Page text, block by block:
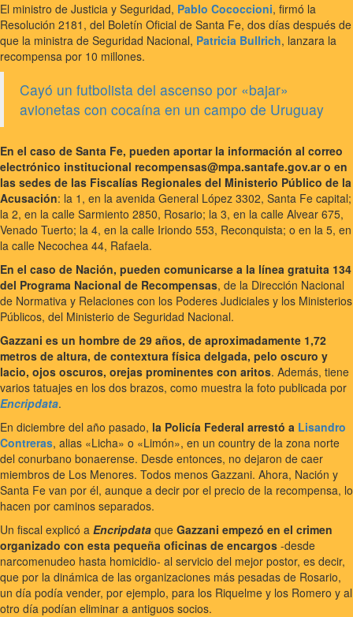
El ministro de Justicia y Seguridad, Pablo Cococcioni, firmó la
Resolución 2181, del Boletín Oficial de Santa Fe, dos días después de
que la ministra de Seguridad Nacional, Patricia Bullrich, lanzara la
recompensa por 10 millones.
Cayó un futbolista del ascenso por «bajar»
avionetas con cocaína en un campo de Uruguay
En el caso de Santa Fe, pueden aportar la información al correo
electrónico institucional recompensas@mpa.santafe.gov.ar o en
las sedes de las Fiscalías Regionales del Ministerio Público de la
Acusación: la 1, en la avenida General López 3302, Santa Fe capital;
la 2, en la calle Sarmiento 2850, Rosario; la 3, en la calle Alvear 675,
Venado Tuerto; la 4, en la calle Iriondo 553, Reconquista; o en la 5, en
la calle Necochea 44, Rafaela.
En el caso de Nación, pueden comunicarse a la línea gratuita 134
del Programa Nacional de Recompensas, de la Dirección Nacional
de Normativa y Relaciones con los Poderes Judiciales y los Ministerios
Públicos, del Ministerio de Seguridad Nacional.
Gazzani es un hombre de 29 años, de aproximadamente 1,72
metros de altura, de contextura física delgada, pelo oscuro y
lacio, ojos oscuros, orejas prominentes con aritos. Además, tiene
varios tatuajes en los dos brazos, como muestra la foto publicada por
Encripdata.
En diciembre del año pasado, la Policía Federal arrestó a Lisandro
Contreras, alias «Licha» o «Limón», en un country de la zona norte
del conurbano bonaerense. Desde entonces, no dejaron de caer
miembros de Los Menores. Todos menos Gazzani. Ahora, Nación y
Santa Fe van por él, aunque a decir por el precio de la recompensa, lo
hacen por caminos separados.
Un fiscal explicó a Encripdata que Gazzani empezó en el crimen
organizado con esta pequeña oficinas de encargos -desde
narcomenudeo hasta homicidio- al servicio del mejor postor, es decir,
que por la dinámica de las organizaciones más pesadas de Rosario,
un día podía vender, por ejemplo, para los Riquelme y los Romero y al
otro día podían eliminar a antiguos socios.